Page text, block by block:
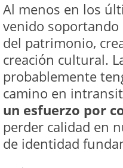
Al menos en los
venido soportando
del patrimonio,
creación cultural.
probablemente
camino en
un esfuerzo por
perder calidad en
de identidad